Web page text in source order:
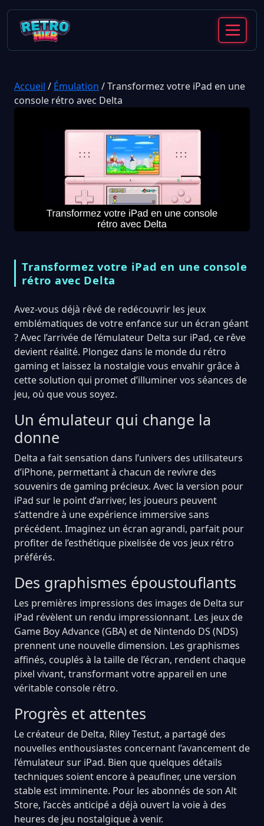
Accueil / Émulation /Transformez votre iPad en une
console rétro avec Delta
Transformez votre iPad en une console
rétro avec Delta
Avez-vous déjà rêvé de redécouvrir les jeux
emblématiques de votre enfance sur un écran géant
? Avec l’arrivée de l’émulateur Delta sur iPad, ce rêve
devient réalité. Plongez dans le monde du rétro
gaming et laissez la nostalgie vous envahir grâce à
cette solution qui promet d’illuminer vos séances de
jeu, où que vous soyez.
Un émulateur qui change la
donne
Delta a fait sensation dans l’univers des utilisateurs
d’iPhone, permettant à chacun de revivre des
souvenirs de gaming précieux. Avec la version pour
iPad sur le point d’arriver, les joueurs peuvent
s’attendre à une expérience immersive sans
précédent. Imaginez un écran agrandi, parfait pour
profiter de l’esthétique pixelisée de vos jeux rétro
préférés.
Des graphismes époustouflants
Les premières impressions des images de Delta sur
iPad révèlent un rendu impressionnant. Les jeux de
Game Boy Advance (GBA) et de Nintendo DS (NDS)
prennent une nouvelle dimension. Les graphismes
affinés, couplés à la taille de l’écran, rendent chaque
pixel vivant, transformant votre appareil en une
véritable console rétro.
Progrès et attentes
Le créateur de Delta, Riley Testut, a partagé des
nouvelles enthousiastes concernant l’avancement de
l’émulateur sur iPad. Bien que quelques détails
techniques soient encore à peaufiner, une version
stable est imminente. Pour les abonnés de son Alt
Store, l’accès anticipé a déjà ouvert la voie à des
heures de jeu nostalgique à venir.